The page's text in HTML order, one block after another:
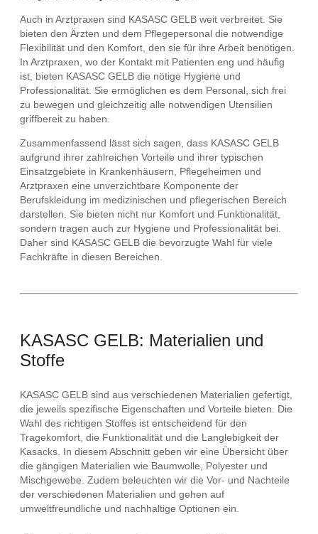
Auch in Arztpraxen sind KASASC GELB weit verbreitet. Sie
bieten den Ärzten und dem Pflegepersonal die notwendige
Flexibilität und den Komfort, den sie für ihre Arbeit benötigen.
In Arztpraxen, wo der Kontakt mit Patienten eng und häufig
ist, bieten KASASC GELB die nötige Hygiene und
Professionalität. Sie ermöglichen es dem Personal, sich frei
zu bewegen und gleichzeitig alle notwendigen Utensilien
griffbereit zu haben.
Zusammenfassend lässt sich sagen, dass KASASC GELB
aufgrund ihrer zahlreichen Vorteile und ihrer typischen
Einsatzgebiete in Krankenhäusern, Pflegeheimen und
Arztpraxen eine unverzichtbare Komponente der
Berufskleidung im medizinischen und pflegerischen Bereich
darstellen. Sie bieten nicht nur Komfort und Funktionalität,
sondern tragen auch zur Hygiene und Professionalität bei.
Daher sind KASASC GELB die bevorzugte Wahl für viele
Fachkräfte in diesen Bereichen.
KASASC GELB: Materialien und
Stoffe
KASASC GELB sind aus verschiedenen Materialien gefertigt,
die jeweils spezifische Eigenschaften und Vorteile bieten. Die
Wahl des richtigen Stoffes ist entscheidend für den
Tragekomfort, die Funktionalität und die Langlebigkeit der
Kasacks. In diesem Abschnitt geben wir eine Übersicht über
die gängigen Materialien wie Baumwolle, Polyester und
Mischgewebe. Zudem beleuchten wir die Vor- und Nachteile
der verschiedenen Materialien und gehen auf
umweltfreundliche und nachhaltige Optionen ein.